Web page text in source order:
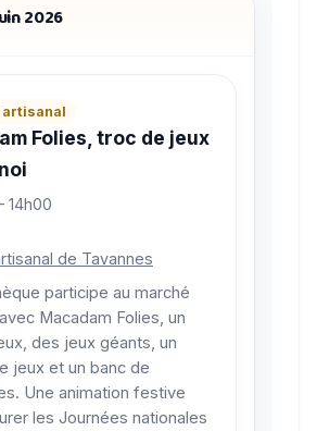
2026
artisanal
Folies, troc de jeux
14h00
de Tavannes
participe au marché
Macadam Folies, un
des jeux géants, un
jeux et un banc de
Une animation festive
les Journées nationales